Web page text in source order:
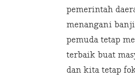
pemerintah
menangani
pemuda tetap
terbaik buat
dan kita tetap